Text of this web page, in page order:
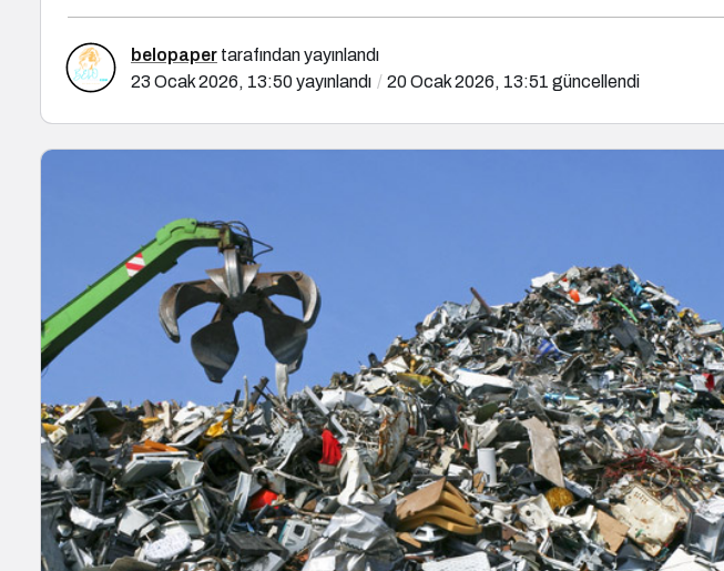
belopaper tarafından yayınlandı
23 Ocak 2026, 13:50yayınlandı 20 Ocak 2026, 13:51 güncellendi